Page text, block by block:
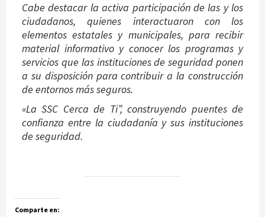
Cabe destacar la activa participación de las y los
ciudadanos, quienes interactuaron con los
elementos estatales y municipales, para recibir
material informativo y conocer los programas y
servicios que las instituciones de seguridad ponen
a su disposición para contribuir a la construcción
de entornos más seguros.
«La SSC Cerca de Ti”, construyendo puentes de
confianza entre la ciudadanía y sus instituciones
de seguridad.
Comparte en: